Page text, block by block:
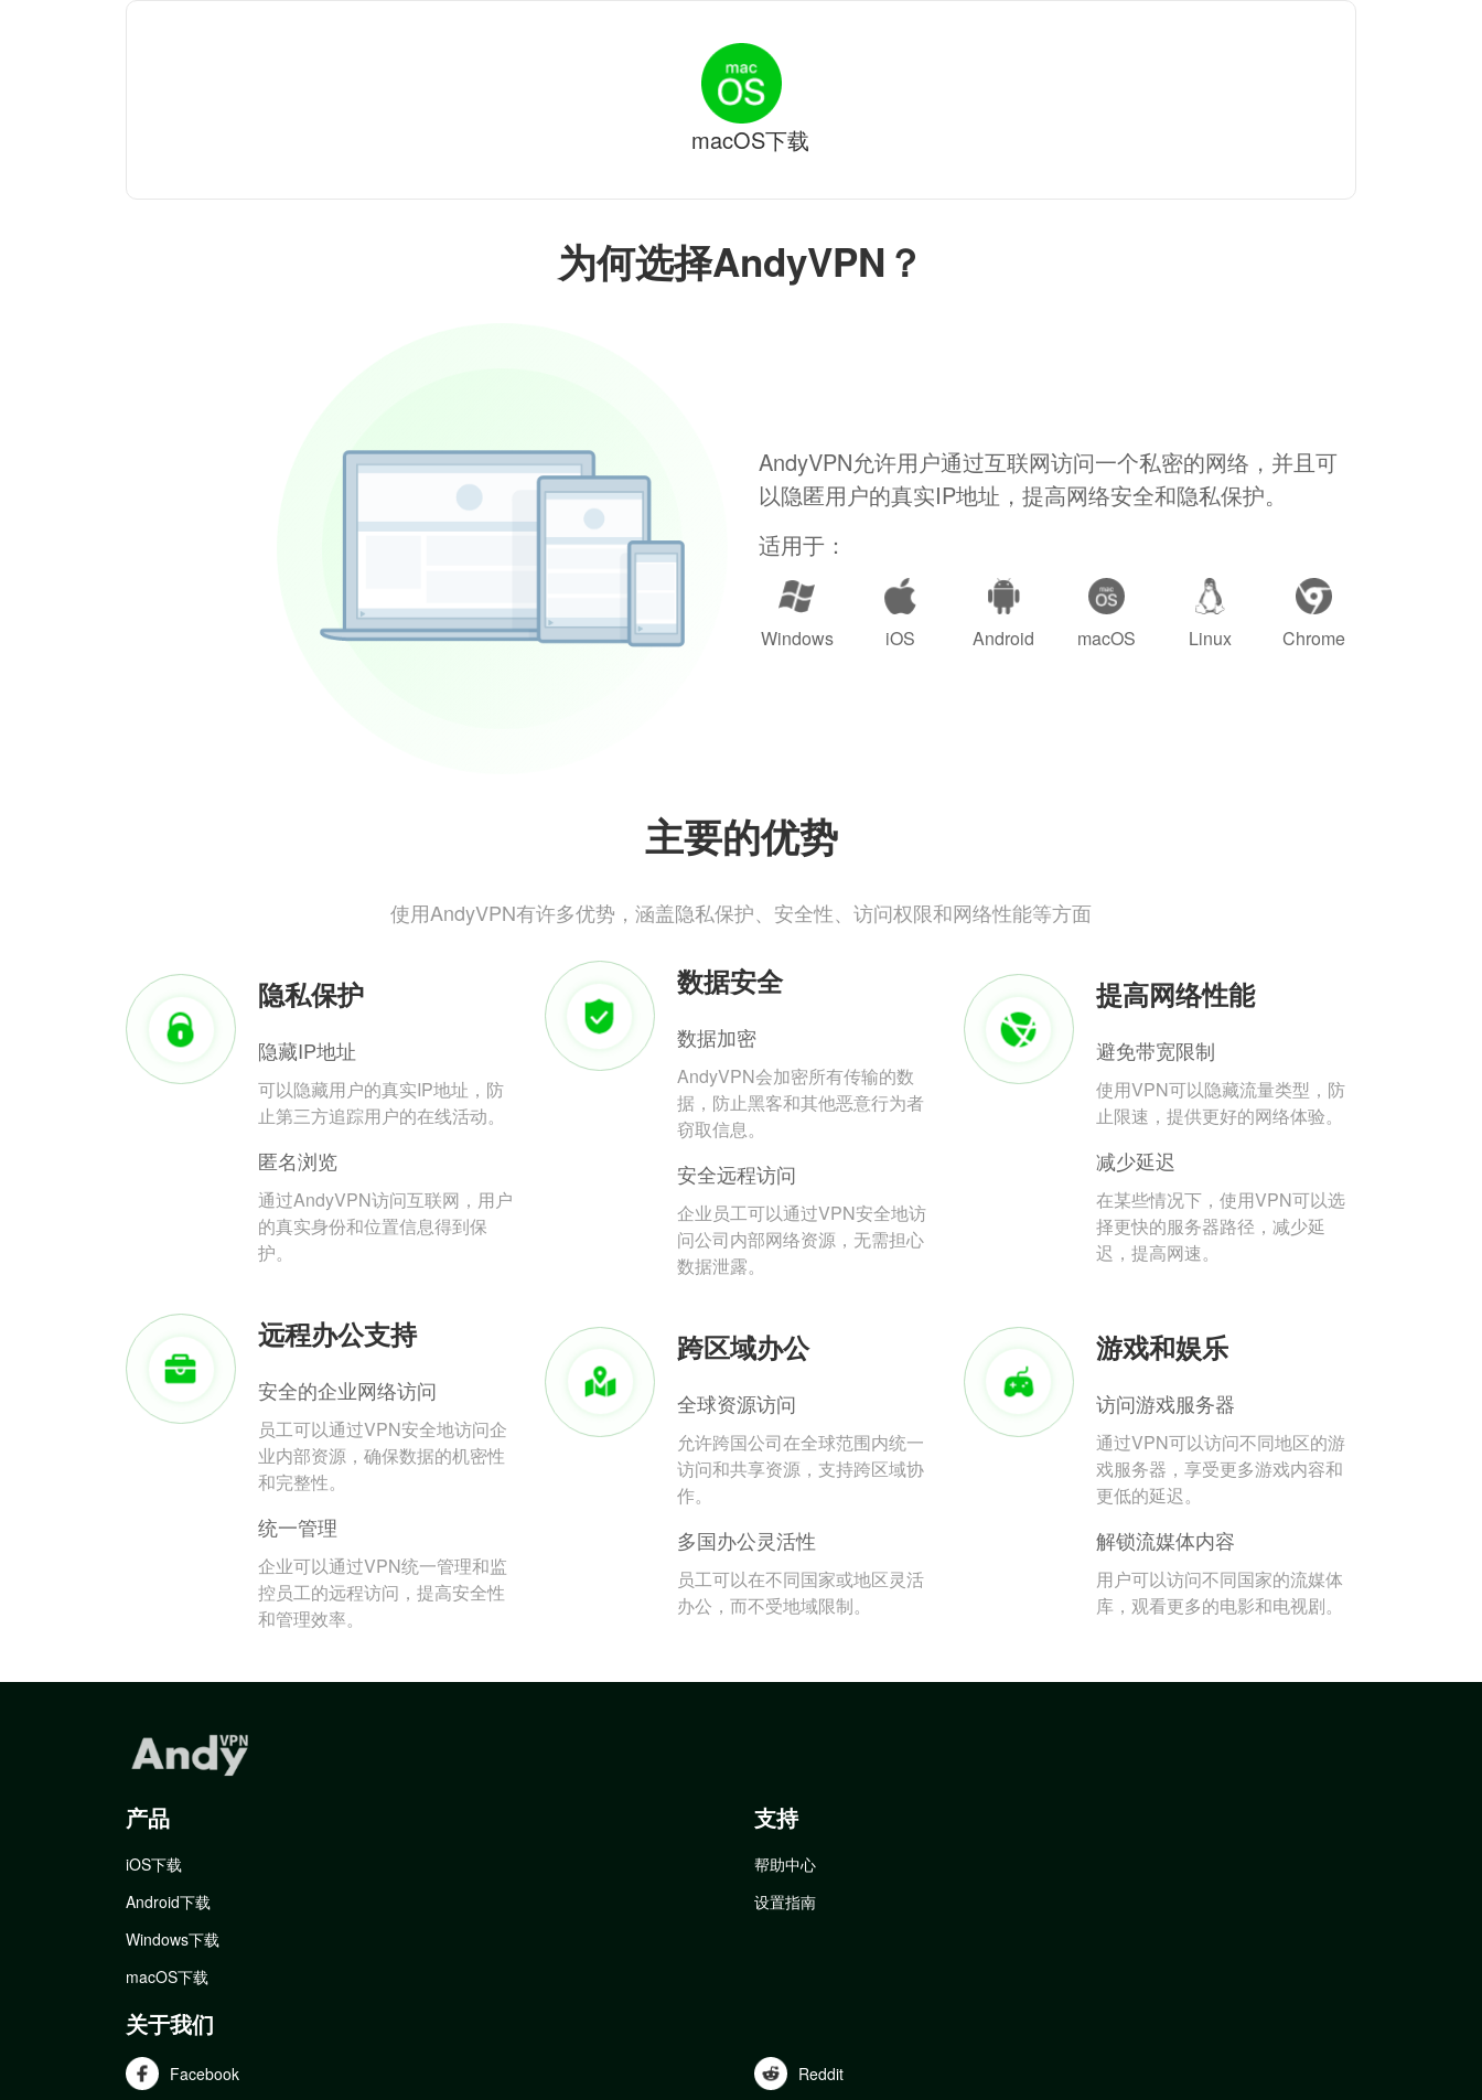
为何选择AndyVPN？
AndyVPN允许用户通过互联网访问一个私密的网络，并且可
以隐匿用户的真实IP地址，提高网络安全和隐私保护。
适用于：
Windows iOS Android macOS Linux Chrome
主要的优势
使用AndyVPN有许多优势，涵盖隐私保护、安全性、访问权限和网络性能等方面
隐私保护
隐藏IP地址
可以隐藏用户的真实IP地址，防
止第三方追踪用户的在线活动。
匿名浏览
通过AndyVPN访问互联网，用户
的真实身份和位置信息得到保
护。
数据安全
数据加密
AndyVPN会加密所有传输的数
据，防止黑客和其他恶意行为者
窃取信息。
安全远程访问
企业员工可以通过VPN安全地访
问公司内部网络资源，无需担心
数据泄露。
提高网络性能
避免带宽限制
使用VPN可以隐藏流量类型，防
止限速，提供更好的网络体验。
减少延迟
在某些情况下，使用VPN可以选
择更快的服务器路径，减少延
迟，提高网速。
远程办公支持
安全的企业网络访问
员工可以通过VPN安全地访问企
业内部资源，确保数据的机密性
和完整性。
统一管理
企业可以通过VPN统一管理和监
控员工的远程访问，提高安全性
和管理效率。
跨区域办公
全球资源访问
允许跨国公司在全球范围内统一
访问和共享资源，支持跨区域协
作。
多国办公灵活性
员工可以在不同国家或地区灵活
办公，而不受地域限制。
游戏和娱乐
访问游戏服务器
通过VPN可以访问不同地区的游
戏服务器，享受更多游戏内容和
更低的延迟。
解锁流媒体内容
用户可以访问不同国家的流媒体
库，观看更多的电影和电视剧。
macOS下载
产品
iOS下载
Android下载
Windows下载
macOS下载
支持
帮助中心
设置指南
关于我们
Facebook Reddit